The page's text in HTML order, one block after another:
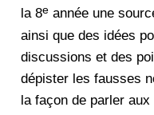
la 8e année une
ainsi que des idées
discussions et des
dépister les fausses
la façon de parler